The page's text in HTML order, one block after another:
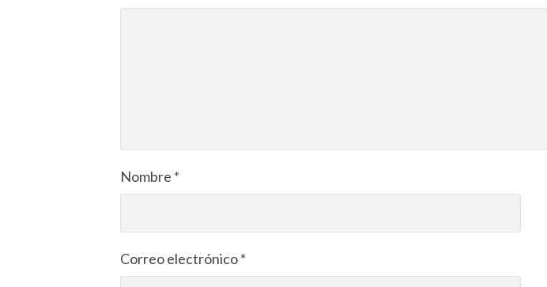
Nombre *
Correo electrónico*